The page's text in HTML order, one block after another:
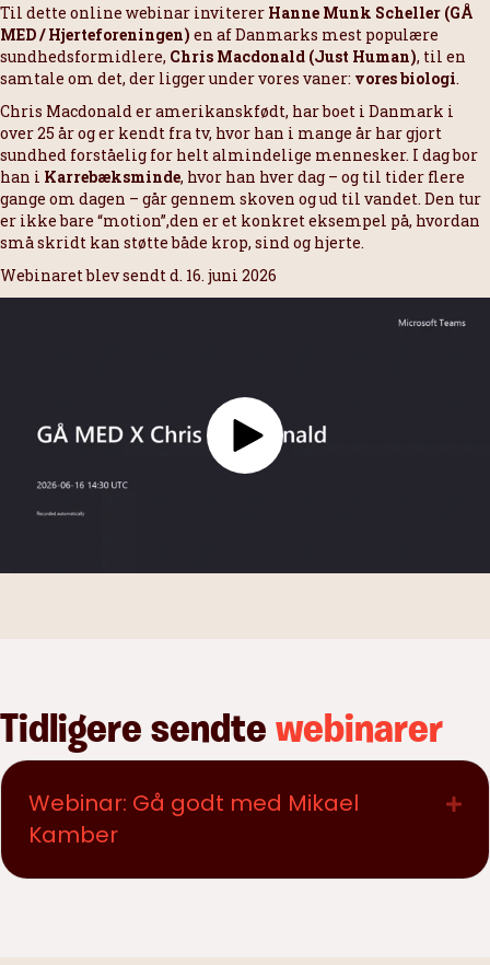
Til dette online webinar inviterer Hanne Munk Scheller (GÅ
MED / Hjerteforeningen) en af Danmarks mest populære
sundhedsformidlere, Chris Macdonald (Just Human), til en
samtale om det, der ligger under vores vaner: vores biologi.
Chris Macdonald er amerikanskfødt, har boet i Danmark i
over 25 år og er kendt fra tv, hvor han i mange år har gjort
sundhed forståelig for helt almindelige mennesker. I dag bor
han i Karrebæksminde, hvor han hver dag – og til tider flere
gange om dagen – går gennem skoven og ud til vandet. Den tur
er ikke bare “motion”,den er et konkret eksempel på, hvordan
små skridt kan støtte både krop, sind og hjerte.
Webinaret blev sendt d. 16. juni 2026
Tidligere sendte webinarer
Webinar: Gå godt med Mikael
Kamber